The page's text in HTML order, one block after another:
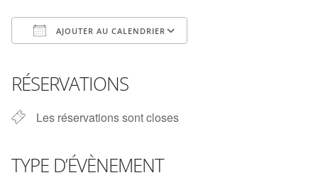
AJOUTER AU CALENDRIER
RÉSERVATIONS
Les réservations sont closes
TYPE D’ÉVÈNEMENT